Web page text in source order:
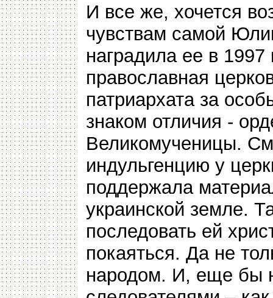
И все же, хочется
чувствам самой
наградила ее в 1997
православная
патриархата за
знаком отличия -
Великомученицы.
индульгенцию у
поддержала
украинской земле.
последовать ей
покаяться. Да не
народом. И, еще бы